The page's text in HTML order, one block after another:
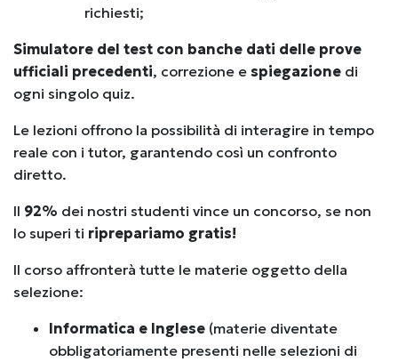
richiesti;
Simulatore del test con banche dati delle prove
ufficiali precedenti, correzione e spiegazione di
ogni singolo quiz.
Le lezioni offrono la possibilità di interagire in tempo
reale con i tutor, garantendo così un confronto
diretto.
Il 92% dei nostri studenti vince un concorso, se non
lo superi ti riprepariamo gratis!
Il corso affronterà tutte le materie oggetto della
selezione:
Informatica e Inglese (materie diventate
obbligatoriamente presenti nelle selezioni di